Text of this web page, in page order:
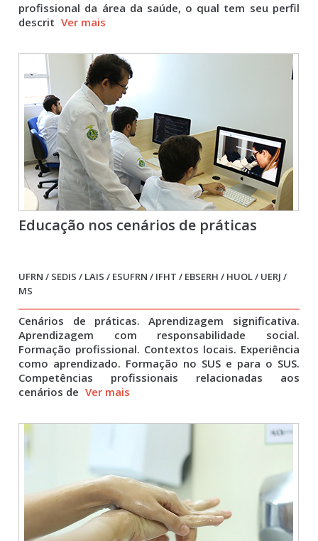
profissional da área da saúde, o qual tem seu perfil
descrit Ver mais
Educação nos cenários de práticas
UFRN / SEDIS / LAIS / ESUFRN / IFHT / EBSERH / HUOL / UERJ /
MS
Cenários de práticas. Aprendizagem significativa.
Aprendizagem com responsabilidade social.
Formação profissional. Contextos locais. Experiência
como aprendizado. Formação no SUS e para o SUS.
Competências profissionais relacionadas aos
cenários de Ver mais